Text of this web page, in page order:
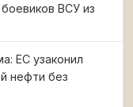
ВСУ из
ЕС узаконил
нефти без